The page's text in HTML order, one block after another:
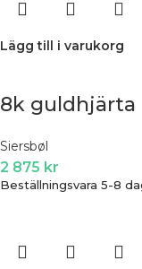
Lägg till i varukorg
8k guldhjärta
Siersbøl
2 875 kr
Beställningsvara 5-8